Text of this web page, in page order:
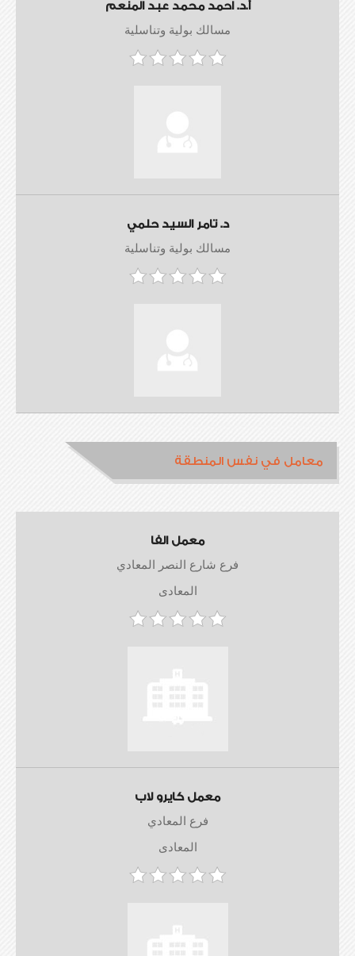
أ.د. احمد محمد عبد المنعم
مسالك بولية وتناسلية
د. تامر السيد حلمي
مسالك بولية وتناسلية
معامل في نفس المنطقة
معمل الفا
فرع شارع النصر المعادي
المعادى
معمل كايرو لاب
فرع المعادي
المعادى